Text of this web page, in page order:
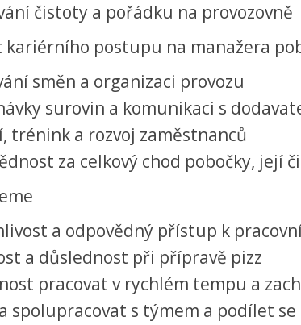
čistoty a pořádku na provozovně
kariérního postupu na manažera
směn a organizaci provozu
surovin a komunikaci s
trénink a rozvoj zaměstnanců
za celkový chod pobočky, její
a odpovědný přístup k
a důslednost při přípravě pizz
pracovat v rychlém tempu a
spolupracovat s týmem a podílet